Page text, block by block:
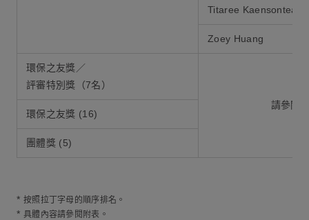
Titaree Kaensontea
Zoey Huang
環保之友獎／
評審特別獎（7名）
請參閱
環保之友獎 (16)
團體獎 (5)
* 按照拉丁字母的順序排名。
* 具體內容請參閱附表。